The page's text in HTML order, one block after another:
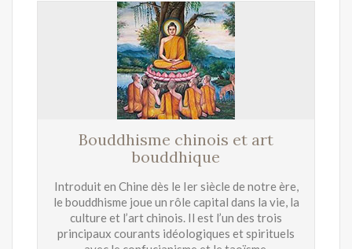
Bouddhisme chinois et art
bouddhique
Introduit en Chine dès le Ier siècle de notre ère,
le bouddhisme joue un rôle capital dans la vie, la
culture et l’art chinois. Il est l’un des trois
principaux courants idéologiques et spirituels